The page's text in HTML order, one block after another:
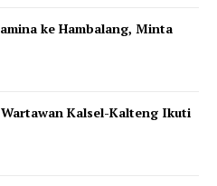
ke Hambalang, Minta
Kalsel-Kalteng Ikuti